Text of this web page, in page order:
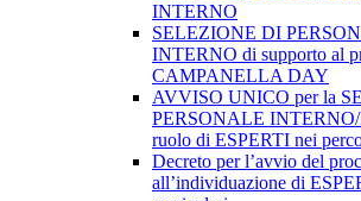
INTERNO
SELEZIONE DI
INTERNO di supporto al
CAMPANELLA DAY
AVVISO UNICO per la
PERSONALE
ruolo di ESPERTI nei
Decreto per l’avvio del
all’individuazione di